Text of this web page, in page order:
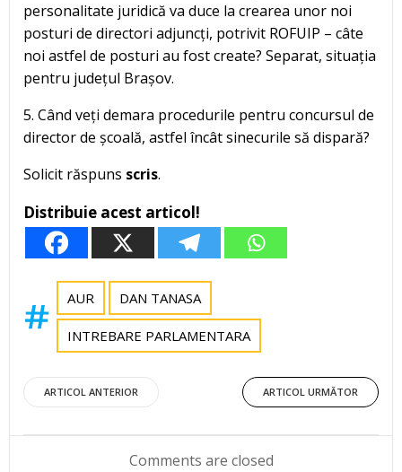
personalitate juridică va duce la crearea unor noi
posturi de directori adjuncți, potrivit ROFUIP – câte
noi astfel de posturi au fost create? Separat, situația
pentru județul Brașov.
5. Când veți demara procedurile pentru concursul de
director de școală, astfel încât sinecurile să dispară?
Solicit răspuns scris.
Distribuie acest articol!
AUR DAN TANASA
INTREBARE PARLAMENTARA
Post
navigation
ARTICOL ANTERIOR
Post
navigation
ARTICOL URMĂTOR
Comments are closed